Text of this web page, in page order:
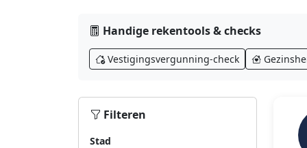
Handige rekentools & checks
Vestigingsvergunning-check
Filteren
Stad